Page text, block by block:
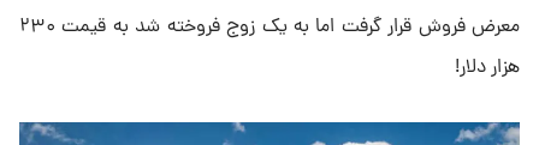
معرض فروش قرار گرفت اما به یک زوج فروخته شد به قیمت ۲۳۰
هزار دلار!